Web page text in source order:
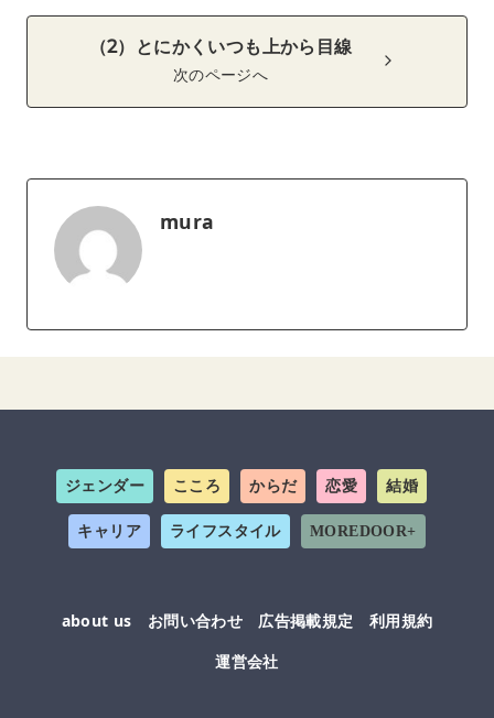
（2）とにかくいつも上から目線
次のページへ
mura
ジェンダー こころ からだ 恋愛 結婚
キャリア ライフスタイル MOREDOOR+
about us お問い合わせ 広告掲載規定
利用規約
運営会社